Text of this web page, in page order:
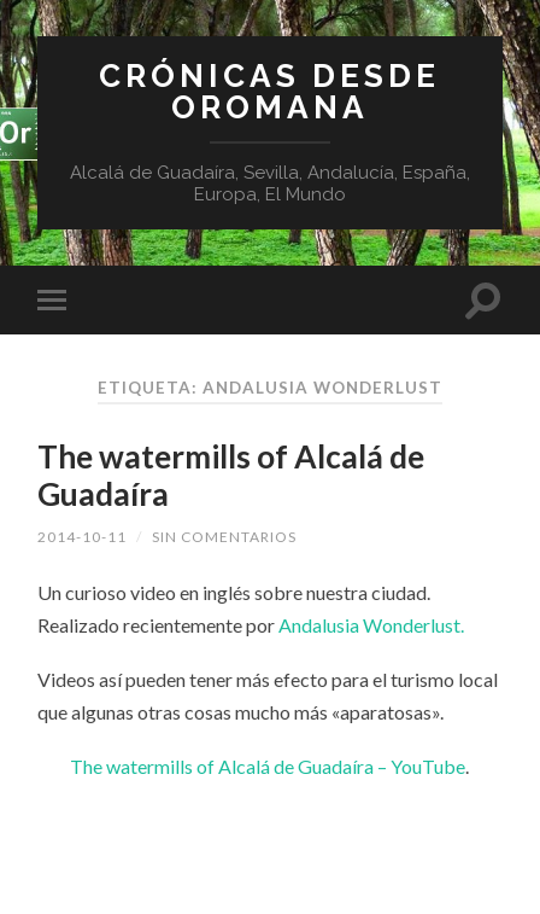
CRÓNICAS DESDE
OROMANA
Alcalá de Guadaíra, Sevilla, Andalucía, España,
Europa, El Mundo
ETIQUETA: ANDALUSIA WONDERLUST
The watermills of Alcalá de
Guadaíra
2014-10-11 / SIN COMENTARIOS
Un curioso video en inglés sobre nuestra ciudad.
Realizado recientemente porAndalusia Wonderlust.
Videos así pueden tener más efecto para el turismo local
que algunas otras cosas mucho más «aparatosas».
The watermills of Alcalá de Guadaíra – YouTube